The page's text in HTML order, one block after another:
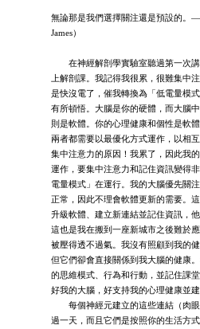
無論那是我們選擇關注還是預設的。
James）
在神經解剖學實驗室聽過第一次講
上解剖課。我記得我很累，很難集中
是快沒電了，催我轉換為「低電量模
有所頓悟。大腦是你的硬體，而大腦
則是軟體。你的心理健康和個性是軟
兩者都需要以最優化方式運作，以相
集中注意力的原因！我累了，因此我
運作，要集中注意力和記住資訊變得
電量模式」在運行。我的大腦優先關
正常，因此不理會軟體更新的需要。
升級軟體、建立新連結並記住資訊，
這也是我在搬到一座新城市之後難於
被壓得透不過氣。我沒有照顧到我的
但它們卻會直接關係到我大腦的健康
的思維模式、行為和行動，並記住課
好我的大腦，好支持我的心理健康並建
每個神經元建立的這些連結（肉眼
過一天，而且它們是按照你的生活方